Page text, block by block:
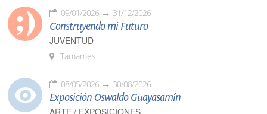
09/01/2026 31/12/2026
Construyendo mi Futuro
JUVENTUD
Tamames
08/05/2026 30/08/2026
Exposición Oswaldo Guayasamín
ARTE / EXPOSICIONES